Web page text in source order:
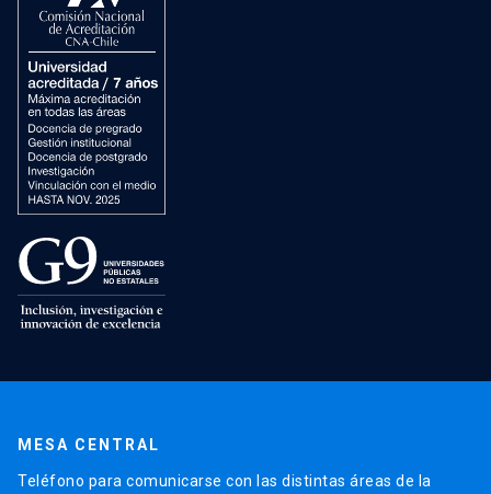
MESA CENTRAL
Teléfono para comunicarse con las distintas áreas de la